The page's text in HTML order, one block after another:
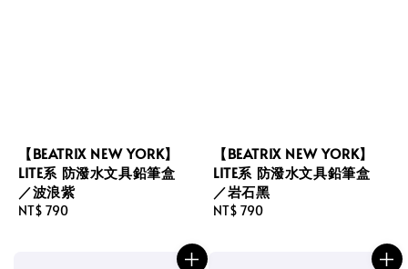
【BEATRIX NEW YORK】
LITE系 防潑水文具鉛筆盒
／波浪紫
Regular
NT$ 790
【BEATRIX NEW YORK】
LITE系 防潑水文具鉛筆盒
／岩石黑
Regular
NT$ 790